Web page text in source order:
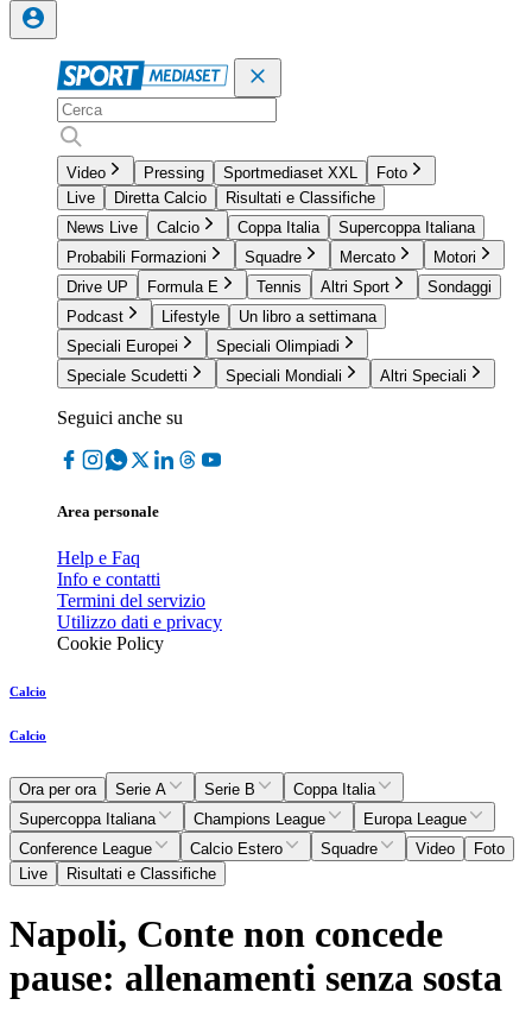
Video Pressing Sportmediaset XXL
Foto
Live
Diretta Calcio
Risultati e Classifiche
News Live
Calcio Coppa Italia
Supercoppa Italiana
Probabili Formazioni
Squadre Mercato
Motori
Drive UP
Formula E Tennis Altri Sport
Sondaggi
Podcast
Lifestyle
Un libro a settimana
Speciali Europei
Speciali Olimpiadi
Speciale Scudetti
Speciali Mondiali Altri Speciali
Seguici anche su
Area personale
Help e Faq
Info e contatti
Termini del servizio
Utilizzo dati e privacy
Cookie Policy
Calcio
Calcio
Ora per ora Serie A Serie B
Coppa Italia
Supercoppa Italiana
Champions League
Europa League
Conference League
Calcio Estero Squadre Video
Foto
Live
Risultati e Classifiche
Napoli, Conte non concede
pause: allenamenti senza sosta